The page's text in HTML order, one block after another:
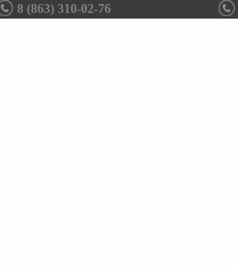
8 (863) 310-02-76